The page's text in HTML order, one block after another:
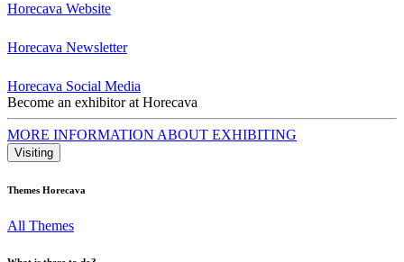
Horecava Website
Horecava Newsletter
Horecava Social Media
Become an exhibitor at Horecava
MORE INFORMATION ABOUT EXHIBITING
Visiting
Themes Horecava
All Themes